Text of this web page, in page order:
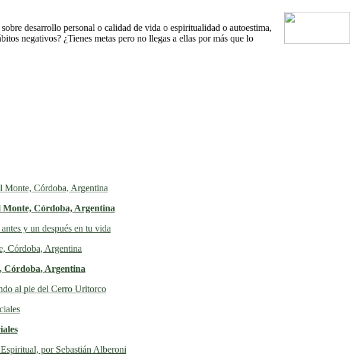
desarrollo personal o calidad de vida o espiritualidad o autoestima,
negativos? ¿Tienes metas pero no llegas a ellas por más que lo
Córdoba, Argentina
y un después en tu vida
Córdoba, Argentina
al pie del Cerro Uritorco
por Sebastián Alberoni